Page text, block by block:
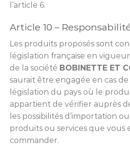
l’article 6.
Article 10 –
Les produits proposés sont
législation française en
de la société BOBINETTE ET
saurait être engagée en cas
législation du pays où le
appartient de vérifier auprès
les possibilités d’importation
produits ou services que vous
commander.